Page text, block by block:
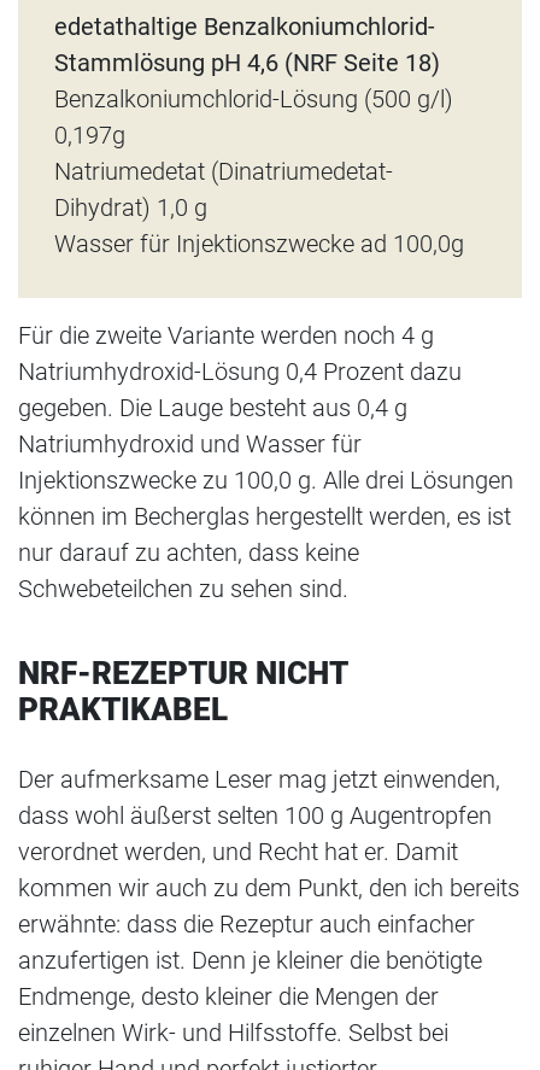
edetathaltige Benzalkoniumchlorid-
Stammlösung pH 4,6 (NRF Seite 18)
Benzalkoniumchlorid-Lösung (500 g/l)
0,197g
Natriumedetat (Dinatriumedetat-
Dihydrat) 1,0 g
Wasser für Injektionszwecke ad 100,0g
Für die zweite Variante werden noch 4 g
Natriumhydroxid-Lösung 0,4 Prozent dazu
gegeben. Die Lauge besteht aus 0,4 g
Natriumhydroxid und Wasser für
Injektionszwecke zu 100,0 g. Alle drei Lösungen
können im Becherglas hergestellt werden, es ist
nur darauf zu achten, dass keine
Schwebeteilchen zu sehen sind.
NRF-REZEPTUR NICHT
PRAKTIKABEL
Der aufmerksame Leser mag jetzt einwenden,
dass wohl äußerst selten 100 g Augentropfen
verordnet werden, und Recht hat er. Damit
kommen wir auch zu dem Punkt, den ich bereits
erwähnte: dass die Rezeptur auch einfacher
anzufertigen ist. Denn je kleiner die benötigte
Endmenge, desto kleiner die Mengen der
einzelnen Wirk- und Hilfsstoffe. Selbst bei